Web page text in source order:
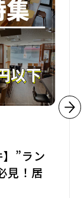
】”ラン
見！居